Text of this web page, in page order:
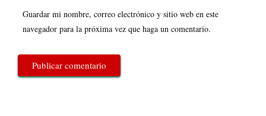
Guardar mi nombre, correo electrónico y sitio web en este
navegador para la próxima vez que haga un comentario.